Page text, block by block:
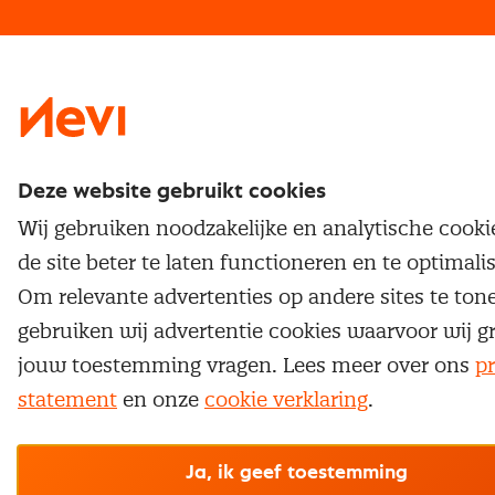
Traineeship
Nevi 2
Deze website gebruikt cookies
Wij gebruiken noodzakelijke en analytische
de site beter te laten functioneren en te
Om relevante advertenties op andere sites te
gebruiken wij advertentie cookies waarvoor wij
jouw toestemming vragen. Lees meer over ons
statement en onze cookie verklaring.
Ja, ik geef toestemming